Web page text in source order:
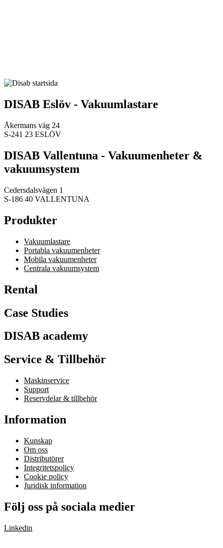
DISAB Eslöv - Vakuumlastare
Åkermans väg 24
S-241 23 ESLÖV
DISAB Vallentuna - Vakuumenheter &
vakuumsystem
Cedersdalsvägen 1
S-186 40 VALLENTUNA
Produkter
Vakuumlastare
Portabla vakuumenheter
Mobila vakuumenheter
Centrala vakuumsystem
Rental
Case Studies
DISAB academy
Service & Tillbehör
Maskinservice
Support
Reservdelar & tillbehör
Information
Kunskap
Om oss
Distributörer
Integritetspolicy
Cookie policy
Juridisk information
Följ oss på sociala medier
Linkedin